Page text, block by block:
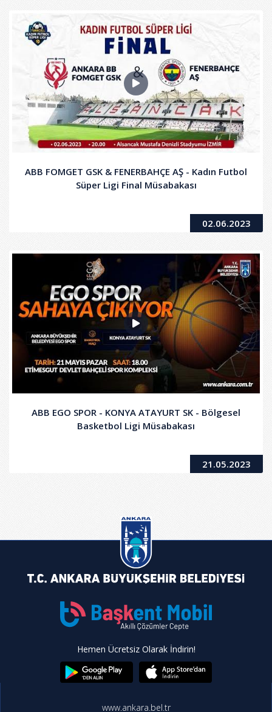
ABB FOMGET GSK & FENERBAHÇE AŞ - Kadın Futbol
Süper Ligi Final Müsabakası
02.06.2023
ABB EGO SPOR - KONYA ATAYURT SK - Bölgesel
Basketbol Ligi Müsabakası
21.05.2023
Hemen Ücretsiz Olarak İndirin!
www.ankara.bel.tr